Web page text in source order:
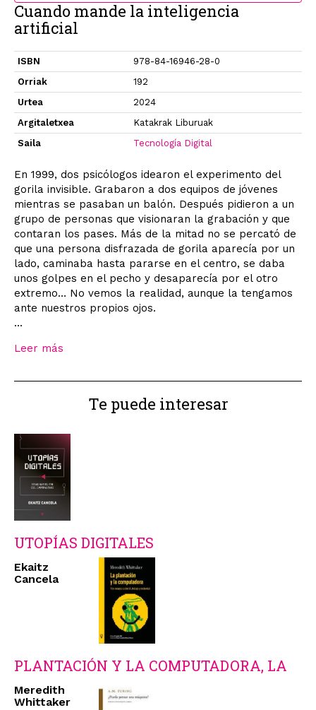
Cuando mande la inteligencia
artificial
ISBN
978-84-16946-28-0
Orriak
192
Urtea
2024
Argitaletxea
Katakrak Liburuak
Saila
Tecnología Digital
En 1999, dos psicólogos idearon el experimento del
gorila invisible. Grabaron a dos equipos de jóvenes
mientras se pasaban un balón. Después pidieron a un
grupo de personas que visionaran la grabación y que
contaran los pases. Más de la mitad no se percató de
que una persona disfrazada de gorila aparecía por un
lado, caminaba hasta pararse en el centro, se daba
unos golpes en el pecho y desaparecía por el otro
extremo… No vemos la realidad, aunque la tengamos
ante nuestros propios ojos.
...
Leer más
Te puede interesar
UTOPÍAS DIGITALES
Ekaitz
Cancela
PLANTACIÓN Y LA COMPUTADORA, LA
Meredith
Whittaker